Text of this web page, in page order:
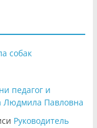
собак
педагог и
Людмила Павловна
Руководитель